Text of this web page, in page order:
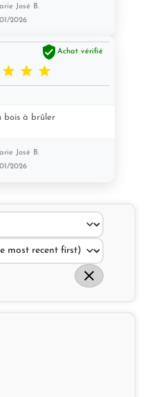
José B.
2026
 Achat vérifié
  
bois à brûler
José B.
2026
